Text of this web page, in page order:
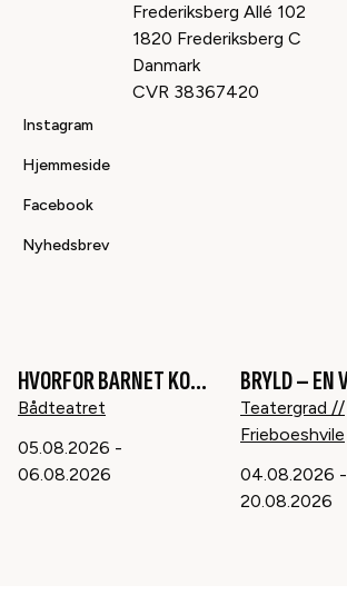
Frederiksberg Allé 102
1820 Frederiksberg C
Danmark
CVR 38367420
Instagram
Hjemmeside
Facebook
Nyhedsbrev
15 år HVORFOR BARNET KOGER I POLENTAEN
Bådteatret
05.08.2026 -
06.08.2026
15år
Teatergrad //
Frieboeshvile
04.08.2026 -
20.08.2026